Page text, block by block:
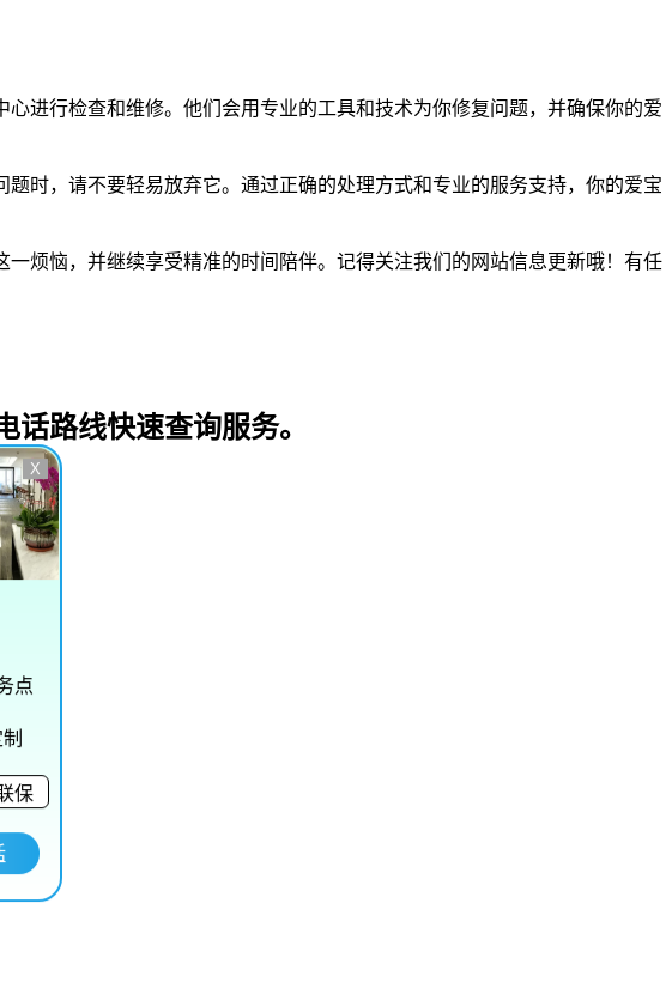
进行检查和维修。他们会用专业的工具和技术为你修复问题，并确保你的爱
时，请不要轻易放弃它。通过正确的处理方式和专业的服务支持，你的爱宝
烦恼，并继续享受精准的时间陪伴。记得关注我们的网站信息更新哦！有任
路线快速查询服务。
X
点
保